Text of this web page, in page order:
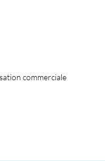
commerciale